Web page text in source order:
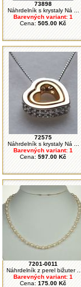
73898
Náhrdelník s krystaly Ná ...
Barevných variant: 1
Cena: 505.00 Kč
72575
Náhrdelník s krystaly Ná ...
Barevných variant: 1
Cena: 597.00 Kč
7201-0011
Náhrdelník z perel bižuter ...
Barevných variant: 1
Cena: 175.00 Kč